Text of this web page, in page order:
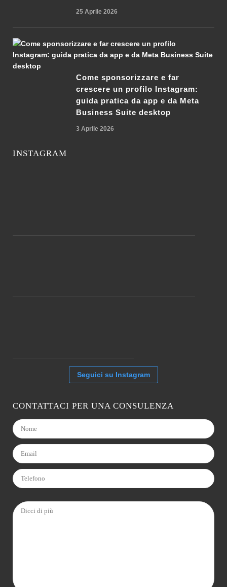
25 Aprile 2026
Come sponsorizzare e far
crescere un profilo Instagram:
guida pratica da app e da Meta
Business Suite desktop
3 Aprile 2026
INSTAGRAM
Seguici su Instagram
CONTATTACI PER UNA CONSULENZA